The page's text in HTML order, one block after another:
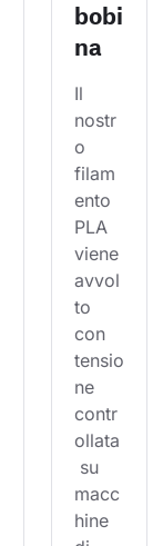
bobi
na
Il
nostr
o
filam
ento
PLA
viene
avvol
to
con
tensio
ne
contr
ollata
su
macc
hine